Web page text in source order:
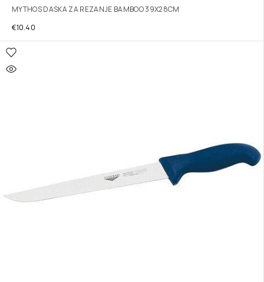
MYTHOS DASKA ZA REZANJE BAMBOO 39X28CM
€10.40